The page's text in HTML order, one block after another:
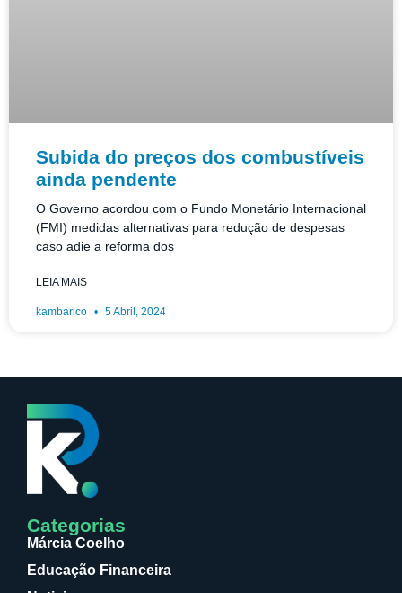
Subida do preços dos combustíveis
ainda pendente
O Governo acordou com o Fundo Monetário Internacional
(FMI) medidas alternativas para redução de despesas
caso adie a reforma dos
LEIA MAIS
kambarico 5 Abril, 2024
Categorias
Márcia Coelho
Educação Financeira